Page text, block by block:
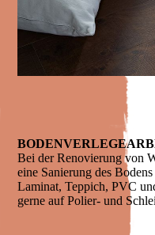
Bei der Renovierung von
eine Sanierung des
Laminat, Teppich, PVC
gerne auf Polier- und